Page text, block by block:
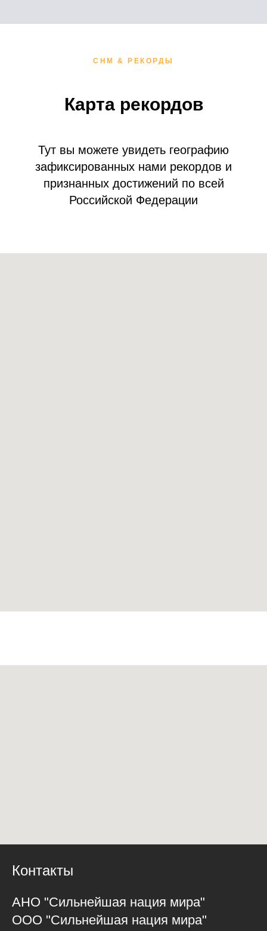
СНМ & РЕКОРДЫ
Карта рекордов
Тут вы можете увидеть географию
зафиксированных нами рекордов и
признанных достижений по всей
Российской Федерации
Контакты
АНО "Сильнейшая нация мира"
ООО "Сильнейшая нация мира"